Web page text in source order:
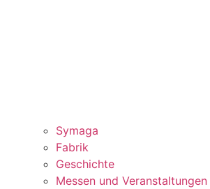
Symaga
Fabrik
Geschichte
Messen und Veranstaltungen